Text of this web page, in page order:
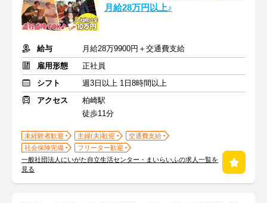
月給28万円以上♪
給与
月給28万9900円＋交通費支給
雇用形態
正社員
シフト
週3日以上 1日8時間以上
アクセス
柏崎駅
徒歩11分
未経験者歓迎 主婦(夫)歓迎
交通費支給
社会保険完備
フリーター歓迎
一般社団法人にいがた自立生活センター・まいらいふの求人一覧を
見る